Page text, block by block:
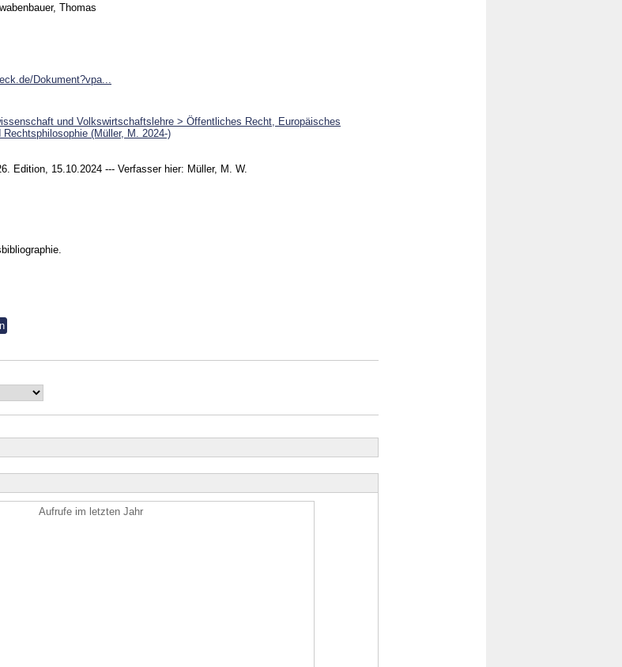
Thomas
Dokument?vpa...
und Volkswirtschaftslehre > Öffentliches Recht, Europäisches
(Müller, M. 2024-)
Edition, 15.10.2024 --- Verfasser hier: Müller, M. W.
Aufrufe im letzten Jahr